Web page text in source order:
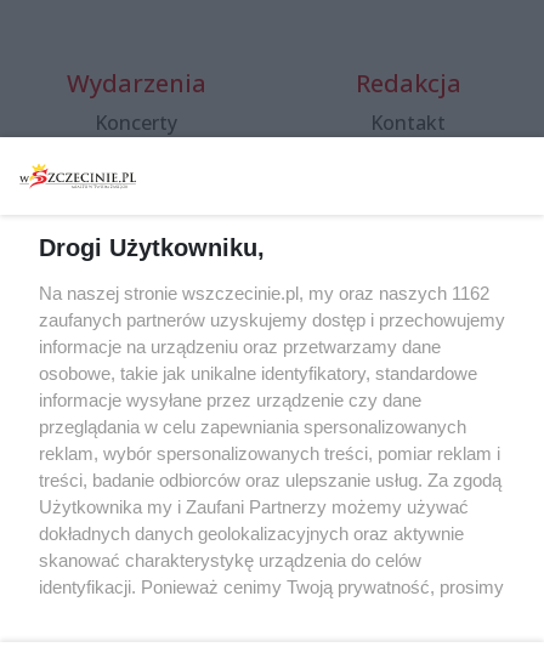
Wydarzenia
Koncerty
Spacery i oprowadzania
targi
Wernisaże
Więcej
Redakcja
Kontakt
Specjalny koncert z okazji
20. urodzin portalu
wSzczecinie.pl
Regulamin konkursów
śniadaniówka "Hej
Szczecin! Jest piątek!"
Partnerzy
Praca Szczecin
Drogi Użytkowniku,
Na naszej stronie wszczecinie.pl, my oraz naszych 1162
zaufanych partnerów uzyskujemy dostęp i przechowujemy
informacje na urządzeniu oraz przetwarzamy dane
osobowe, takie jak unikalne identyfikatory, standardowe
informacje wysyłane przez urządzenie czy dane
przeglądania w celu zapewniania spersonalizowanych
reklam, wybór spersonalizowanych treści, pomiar reklam i
treści, badanie odbiorców oraz ulepszanie usług. Za zgodą
Użytkownika my i Zaufani Partnerzy możemy używać
dokładnych danych geolokalizacyjnych oraz aktywnie
skanować charakterystykę urządzenia do celów
identyfikacji. Ponieważ cenimy Twoją prywatność, prosimy